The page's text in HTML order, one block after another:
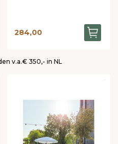
284,00
v.a.€ 350,- in NL